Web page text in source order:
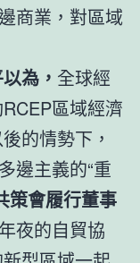
商業，對區域
為， 全球經
區域經濟
的情勢下，
邊主義的“重
策會履行董事
夜的自貿協